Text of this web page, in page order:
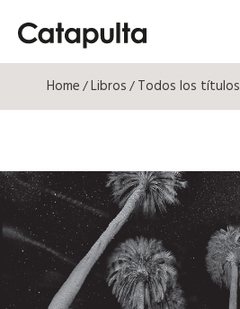
Home/Libros/Todos los títulos